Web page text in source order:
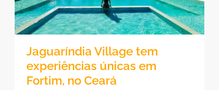
Jaguaríndia Village tem
experiências únicas em
Fortim, no Ceará